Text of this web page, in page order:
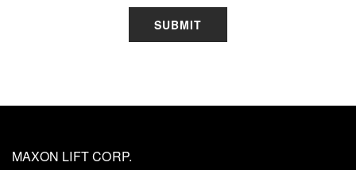
SUBMIT
MAXON LIFT CORP.